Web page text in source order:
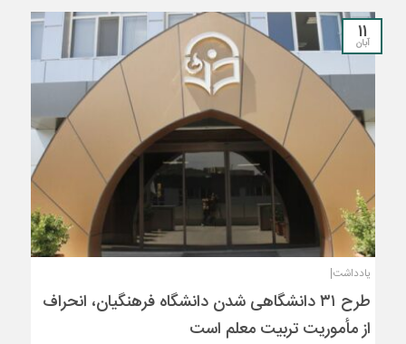
11
آبان
یادداشت|
طرح ۳۱ دانشگاهی شدن دانشگاه فرهنگیان، انحراف
از مأموریت تربیت معلم است